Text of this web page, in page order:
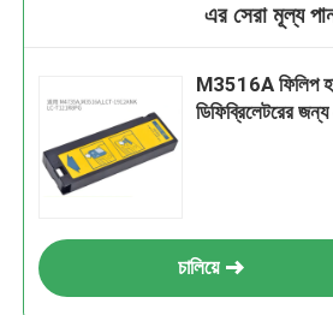
এর সেরা মূল্য
M3516A ফিলিপ
ডিফিব্রিলেটরের জন্য
চালিয়ে